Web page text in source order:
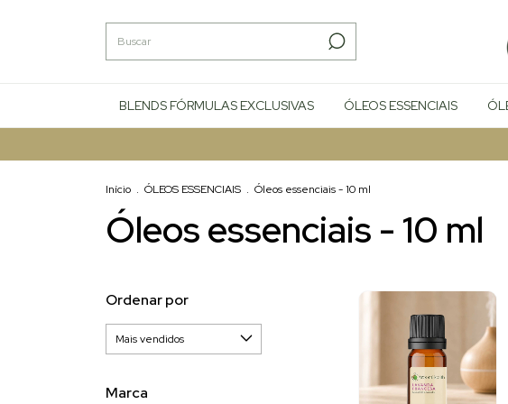
BLENDS FÓRMULAS EXCLUSIVAS ÓLEOS ESSENCIAIS
Início . ÓLEOS ESSENCIAIS . Óleos essenciais - 10 ml
Óleos essenciais - 10 ml
Ordenar por
Marca